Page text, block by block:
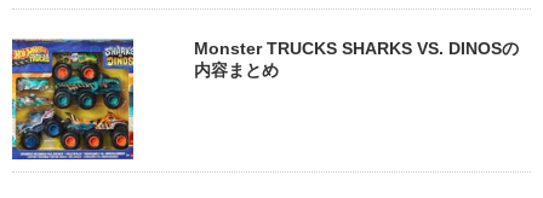
Monster TRUCKS SHARKS VS. DINOSの
内容まとめ